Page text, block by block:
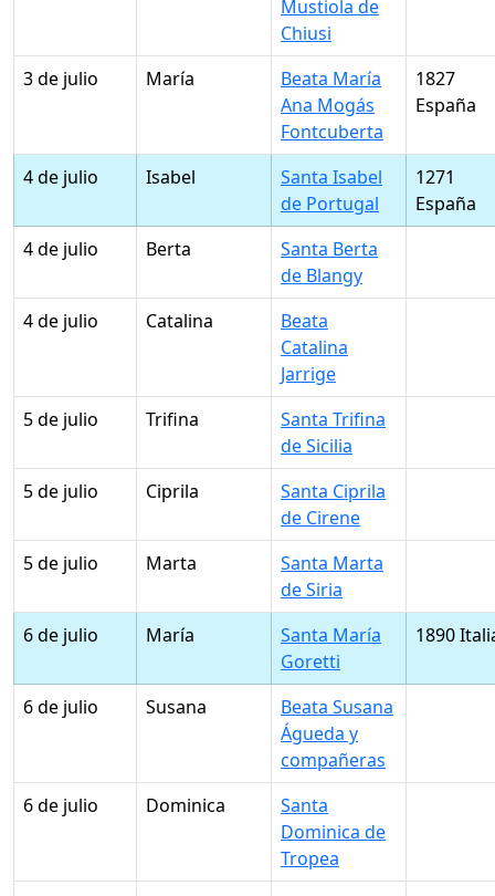
Mustiola de
Chiusi
3 de julio
María
Beata María
Ana Mogás
Fontcuberta
1827
España
4 de julio Isabel
Santa Isabel
de Portugal
1271
España
4 de julio
Berta
Santa Berta
de Blangy
4 de julio
Catalina
Beata
Catalina
Jarrige
5 de julio
Trifina
Santa Trifina
de Sicilia
5 de julio
Ciprila
Santa Ciprila
de Cirene
5 de julio
Marta
Santa Marta
de Siria
6 de julio
María
Santa María
Goretti
1890
6 de julio Susana
Beata Susana
Águeda y
compañeras
6 de julio
Dominica
Santa
Dominica de
Tropea